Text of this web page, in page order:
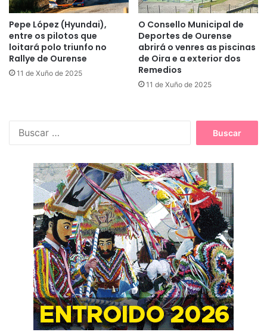
Pepe López (Hyundai),
entre os pilotos que
loitará polo triunfo no
Rallye de Ourense
11 de Xuño de 2025
O Consello Municipal de
Deportes de Ourense
abrirá o venres as piscinas
de Oira e a exterior dos
Remedios
11 de Xuño de 2025
c
a
r
: